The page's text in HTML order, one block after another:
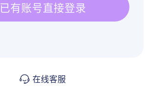
已有账号直接登录
在线客服